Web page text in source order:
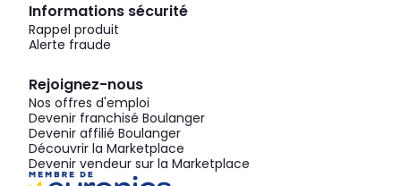
Informations sécurité
Rappel produit
Alerte fraude
Rejoignez-nous
Nos offres d'emploi
Devenir franchisé Boulanger
Devenir affilié Boulanger
Découvrir la Marketplace
Devenir vendeur sur la Marketplace